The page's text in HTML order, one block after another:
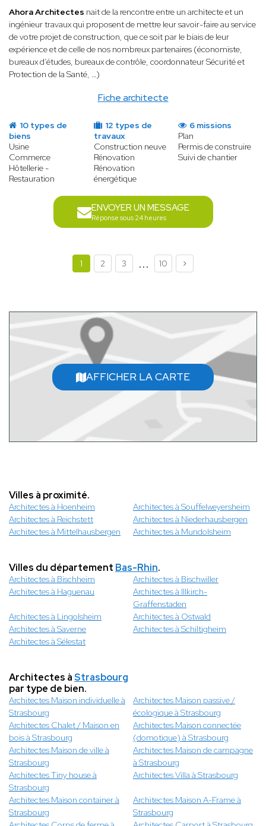
Fiche architecte
Ahora Architectes nait de la rencontre entre un architecte et un
ingénieur travaux qui proposent de mettre leur savoir-faire au service
de votre projet de construction, que ce soit par le biais de leur
expérience et de celle de nos nombreux partenaires (économiste,
bureaux d’études, bureaux de contrôle, coordonnateur Sécurité et
Protection de la Santé, …)
10 types de
biens
Usine
Commerce
Hôtellerie -
Restauration
12 types de
travaux
Construction neuve
Rénovation
Rénovation
énergétique
6 missions
Plan
Permis de construire
Suivi de chantier
ENVOYER UN MESSAGE
Réponse sous 24 heures
1 2 3 ... 10
AFFICHER LA CARTE
Villes à proximité.
Architectes à Hoenheim
Architectes à Souffelweyersheim
Architectes à Reichstett
Architectes à Niederhausbergen
Architectes à Mittelhausbergen
Architectes à Mundolsheim
Villes du département Bas-Rhin.
Architectes à Bischheim
Architectes à Bischwiller
Architectes à Haguenau
Architectes à Illkirch-
Graffenstaden
Architectes à Lingolsheim
Architectes à Ostwald
Architectes à Saverne
Architectes à Schiltigheim
Architectes à Sélestat
Architectes àStrasbourg
par type de bien.
Architectes Maison individuelle à
Strasbourg
Architectes Maison passive /
écologique à Strasbourg
Architectes Chalet / Maison en
bois à Strasbourg
Architectes Maison connectée
(domotique) à Strasbourg
Architectes Maison de ville à
Strasbourg
Architectes Maison de campagne
à Strasbourg
Architectes Tiny house à
Strasbourg
Architectes Villa à Strasbourg
Architectes Maison container à
Strasbourg
Architectes Maison A-Frame à
Strasbourg